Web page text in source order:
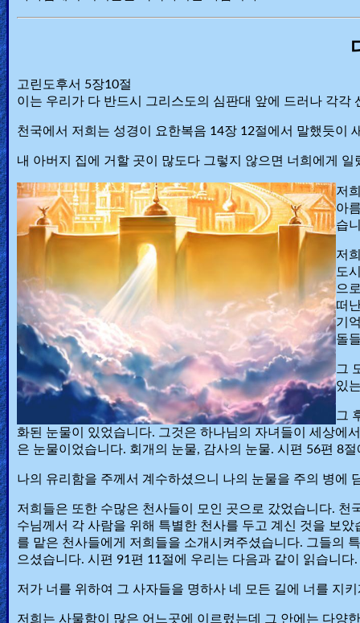
고린도후서 5장10절
이는 우리가 다 반드시 그리스도의 심판대 앞에 드러나 각
천국에서 저희는 성경이 요한복음 14장 12절에서 말했듯이
내 아버지 집에 거할 곳이 많도다 그렇지 않으면 너희에게
저
아
습
저
도
으
떠
기
돌
그
있
그
화된 눈물이 있었습니다. 그것은 하나님의 자녀들이 세상에
은 눈물이었습니다. 회개의 눈물, 감사의 눈물. 시편 56편 8
나의 유리함을 주께서 계수하셨으니 나의 눈물을 주의 병에
저희들은 또한 수많은 천사들이 모인 곳으로 갔었습니다.
수님께서 각 사람을 위해 특별한 천사를 두고 계신 것을 보
를 맡은 천사들에게 저희들을 소개시켜주셨습니다. 그들의
으셨습니다. 시편 91편 11절에 우리는 다음과 같이 읽습니다.
저가 너를 위하여 그 사자들을 명하사 네 모든 길에 너를 지
저희는 사물함이 많은 어느곳에 이르렀는데 그 안에는 다양